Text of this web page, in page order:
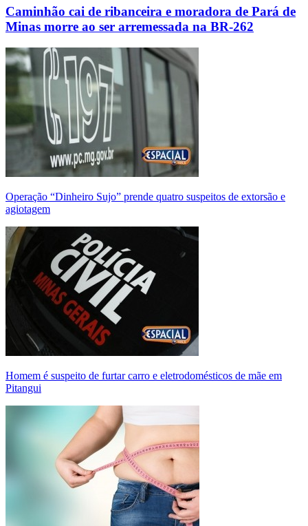
Caminhão cai de ribanceira e moradora de Pará de
Minas morre ao ser arremessada na BR-262
Operação “Dinheiro Sujo” prende quatro suspeitos de extorsão e
agiotagem
Homem é suspeito de furtar carro e eletrodomésticos de mãe em
Pitangui